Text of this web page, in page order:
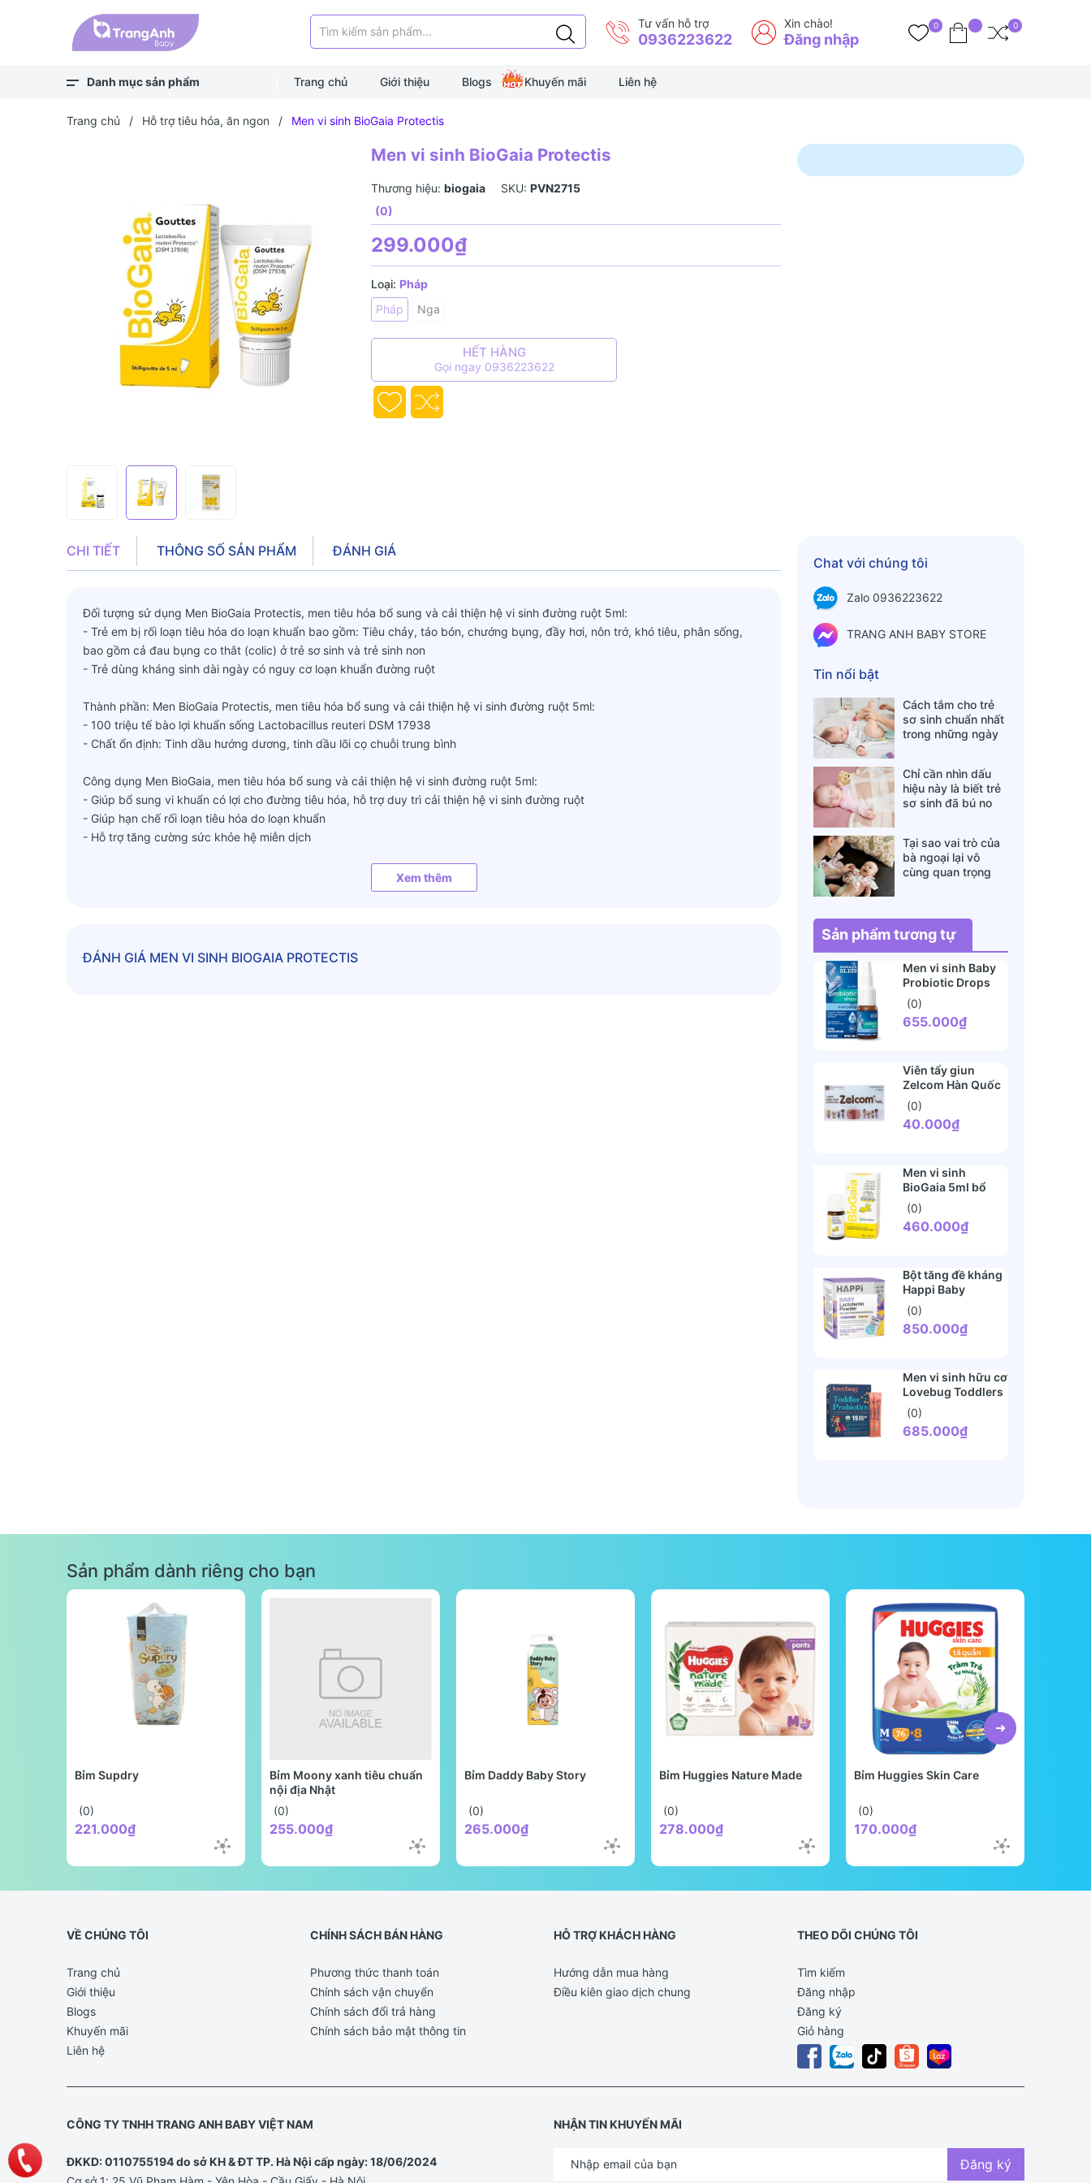
Tư vấn hỗ trợ
0936223622
Xin chào!
Đăng nhập
0 0
Danh mục sản phẩm Trang chủ Giới thiệu Blogs Khuyến mãi Liên hệ
Trang chủ / Hỗ trợ tiêu hóa, ăn ngon / Men vi sinh BioGaia Protectis
Men vi sinh BioGaia Protectis
Thương hiệu: biogaia SKU: PVN2715
(0)
299.000₫
Loại: Pháp
Pháp
Nga
HẾT HÀNG
Gọi ngay 0936223622
CHI TIẾT THÔNG SỐ SẢN PHẨM ĐÁNH GIÁ
Đối tượng sử dụng Men BioGaia Protectis, men tiêu hóa bổ sung và cải thiện hệ vi sinh đường ruột 5ml:
- Trẻ em bị rối loạn tiêu hóa do loạn khuẩn bao gồm: Tiêu chảy, táo bón, chướng bụng, đầy hơi, nôn trớ, khó tiêu, phân sống,
bao gồm cả đau bụng co thắt (colic) ở trẻ sơ sinh và trẻ sinh non
- Trẻ dùng kháng sinh dài ngày có nguy cơ loạn khuẩn đường ruột
Thành phần: Men BioGaia Protectis, men tiêu hóa bổ sung và cải thiện hệ vi sinh đường ruột 5ml:
- 100 triệu tế bào lợi khuẩn sống Lactobacillus reuteri DSM 17938
- Chất ổn định: Tinh dầu hướng dương, tinh dầu lõi cọ chuỗi trung bình
Công dụng Men BioGaia, men tiêu hóa bổ sung và cải thiện hệ vi sinh đường ruột 5ml:
- Giúp bổ sung vi khuẩn có lợi cho đường tiêu hóa, hỗ trợ duy trì cải thiện hệ vi sinh đường ruột
- Giúp hạn chế rối loạn tiêu hóa do loạn khuẩn
- Hỗ trợ tăng cường sức khỏe hệ miễn dịch
Liều dùng và cách dùng Men BioGaia Protectis, men tiêu hóa bổ sung và cải thiện hệ vi sinh đường ruột 5ml:
Bảo quản: Nơi khô ráo, nhiệt độ dưới 25 độ C. Không để đông băng
Xem thêm
ĐÁNH GIÁ MEN VI SINH BIOGAIA PROTECTIS
Chat với chúng tôi
Zalo 0936223622
TRANG ANH BABY STORE
Tin nổi bật
Cách tắm cho trẻ
sơ sinh chuẩn nhất
trong những ngày
lòng
Chỉ cần nhìn dấu
hiệu này là biết trẻ
sơ sinh đã bú no
không biết
Tại sao vai trò của
bà ngoại lại vô
cùng quan trọng
bất ngờ
Sản phẩm tương tự
Men vi sinh Baby
Probiotic Drops
Mommys Bliss
10ml
(0)
655.000₫
Viên tẩy giun
Zelcom Hàn Quốc
(2 tuổi+)
(0)
40.000₫
Men vi sinh
BioGaia 5ml bổ
sung lợi khuẩn tiêu
hóa (0 tháng+)
(0)
460.000₫
Bột tăng đề kháng
Happi Baby
Lactoferrin
Powder 28 gói (1-
36 tháng)
(0)
850.000₫
Men vi sinh hữu cơ
Lovebug Toddlers
Probiotic (1 tuổi+)
(0)
685.000₫
Sản phẩm dành riêng cho bạn
Bỉm Supdry
(0)
221.000₫
Bỉm Moony xanh tiêu chuẩn
nội địa Nhật
(0)
255.000₫
Bỉm Daddy Baby Story
(0)
265.000₫
Bỉm Huggies Nature Made
(0)
278.000₫
Bỉm Huggies Skin Care
(0)
170.000₫
VỀ CHÚNG TÔI
Trang chủ
Giới thiệu
Blogs
Khuyến mãi
Liên hệ
CHÍNH SÁCH BÁN HÀNG
Phương thức thanh toán
Chính sách vận chuyển
Chính sách đổi trả hàng
Chính sách bảo mật thông tin
HỖ TRỢ KHÁCH HÀNG
Hướng dẫn mua hàng
Điều kiên giao dịch chung
THEO DÕI CHÚNG TÔI
Tìm kiếm
Đăng nhập
Đăng ký
Giỏ hàng
CÔNG TY TNHH TRANG ANH BABY VIỆT NAM
ĐKKD: 0110755194 do sở KH & ĐT TP. Hà Nội cấp ngày: 18/06/2024
NHẬN TIN KHUYẾN MÃI
Đăng ký